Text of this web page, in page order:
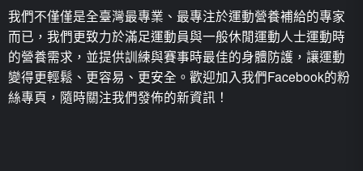
我們不僅僅是全臺灣最專業、最專注於運動營養補給的專家
而已，我們更致力於滿足運動員與一般休閒運動人士運動時
的營養需求，並提供訓練與賽事時最佳的身體防護，讓運動
變得更輕鬆、更容易、更安全。歡迎加入我們Facebook的粉
絲專頁，隨時關注我們發佈的新資訊！